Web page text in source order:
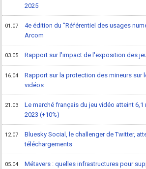
2025
01.07
4e édition du "Référentiel des usages
Arcom
03.05 Rapport sur l'impact de l'exposition des
16.04
Rapport sur la protection des mineurs sur
vidéos
21.03
Le marché français du jeu vidéo atteint
2023 (+10%)
12.07
Bluesky Social, le challenger de Twitter,
téléchargements
05.04
Métavers : quelles infrastructures pour